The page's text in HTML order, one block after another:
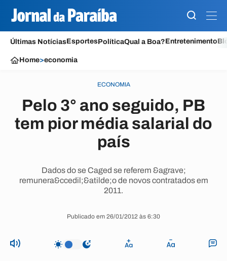
Últimas NotíciasEsportesPolíticaQual a Boa?Entretenimento
Home>economia
ECONOMIA
Pelo 3° ano seguido, PB
tem pior média salarial do
país
Dados do se Caged se referem &agrave;
remunera&ccedil;&atilde;o de novos contratados em
2011.
Publicado em 26/01/2012 às 6:30